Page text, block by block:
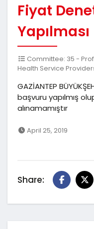
Fiyat
Yapılması
Committee: 35 -
Health Service
GAZİANTEP
başvuru yapılmış
alınamamıştır
April 25, 2019
Share: